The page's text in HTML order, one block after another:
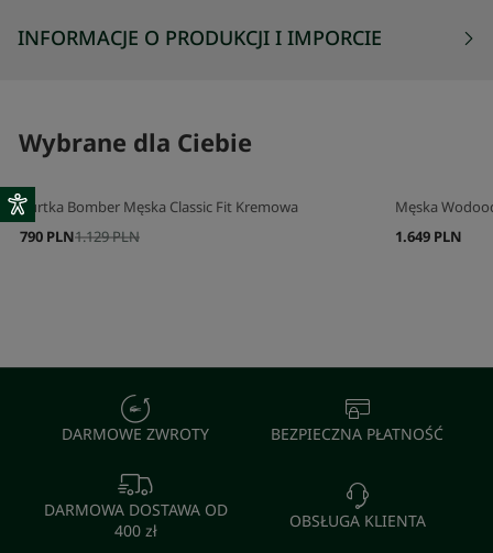
INFORMACJE O PRODUKCJI I IMPORCIE
Wybrane dla Ciebie
Kurtka Bomber Męska Classic Fit Kremowa
1.129 PLN
790 PLN
Męska
1.649 PLN
DARMOWE ZWROTY BEZPIECZNA PŁATNOŚĆ
DARMOWA DOSTAWA OD
400 zł
OBSŁUGA KLIENTA